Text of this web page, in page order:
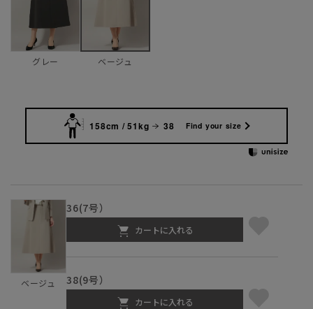
グレー ベージュ
158cm / 51kg 38 Find your size
ベージュ
36(7号）
カートに入れる
38(9号）
カートに入れる